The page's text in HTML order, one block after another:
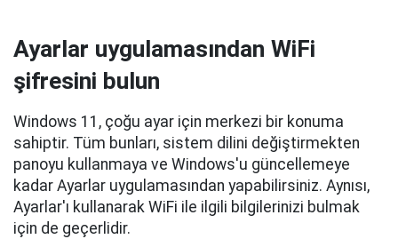
Ayarlar uygulamasından WiFi
şifresini bulun
Windows 11, çoğu ayar için merkezi bir konuma
sahiptir. Tüm bunları, sistem dilini değiştirmekten
panoyu kullanmaya ve Windows'u güncellemeye
kadar Ayarlar uygulamasından yapabilirsiniz. Aynısı,
Ayarlar'ı kullanarak WiFi ile ilgili bilgilerinizi bulmak
için de geçerlidir.